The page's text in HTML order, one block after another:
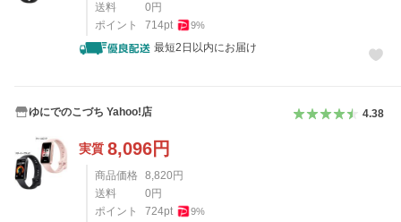
送料
0 円
ポイント
714pt 9%
最短2日以内にお届け
ゆにでのこづち Yahoo!店 4.38
実質 8,096円
商品価格 8,820 円
送料
0 円
ポイント
724pt 9%